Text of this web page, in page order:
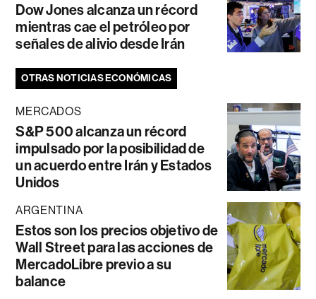
Dow Jones alcanza un récord
mientras cae el petróleo por
señales de alivio desde Irán
OTRAS NOTICIAS ECONÓMICAS
MERCADOS
S&P 500 alcanza un récord
impulsado por la posibilidad de
un acuerdo entre Irán y Estados
Unidos
ARGENTINA
Estos son los precios objetivo de
Wall Street para las acciones de
MercadoLibre previo a su
balance